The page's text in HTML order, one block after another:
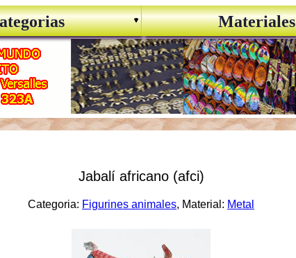
Materiales
Jabalí africano (afci)
Categoria: Figurines animales, Material: Metal